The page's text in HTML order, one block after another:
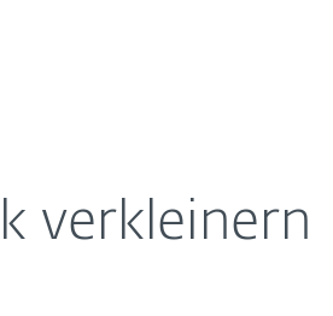
verkleinern